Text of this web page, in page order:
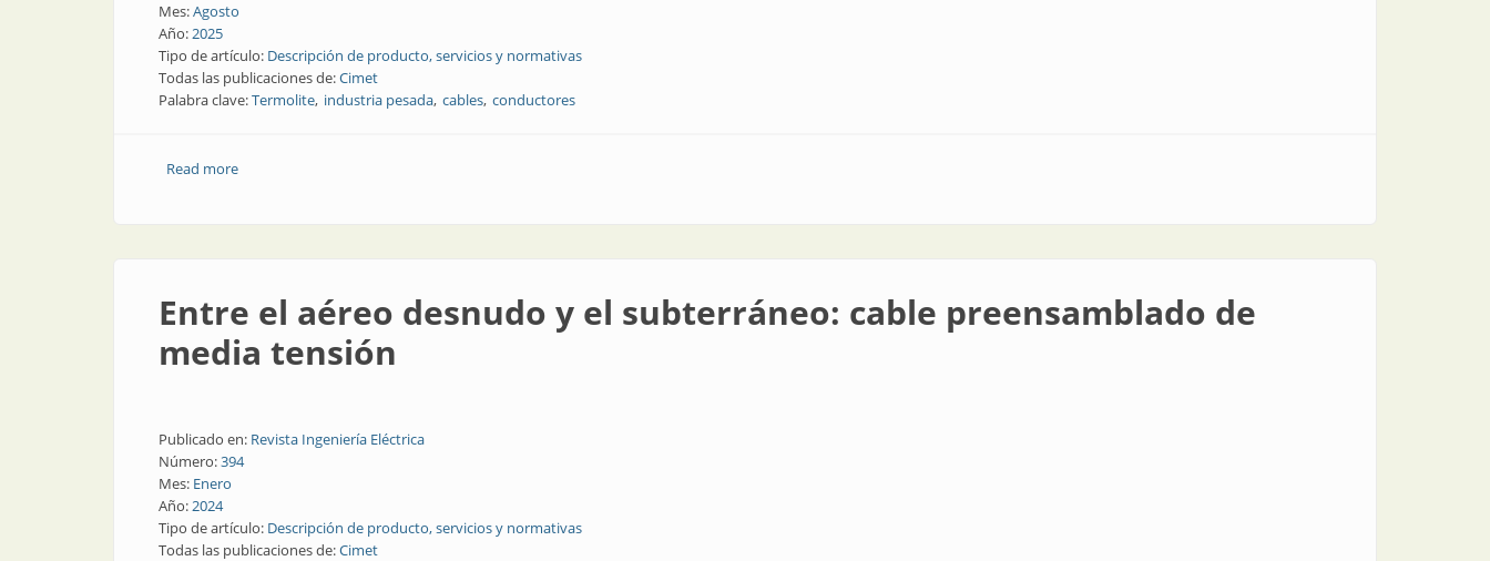
Mes:Agosto
Año:2025
Tipo de artículo: Descripción de producto, servicios y normativas
Todas las publicaciones de:Cimet
Palabra clave:Termolite industria pesada cables conductores
Read moreabout Cables para minería, gas y petróleo
Entre el aéreo desnudo y el subterráneo: cable preensamblado de
media tensión
Publicado en: Revista Ingeniería Eléctrica
Número:394
Mes: Enero
Año:2024
Tipo de artículo: Descripción de producto, servicios y normativas
Todas las publicaciones de:Cimet